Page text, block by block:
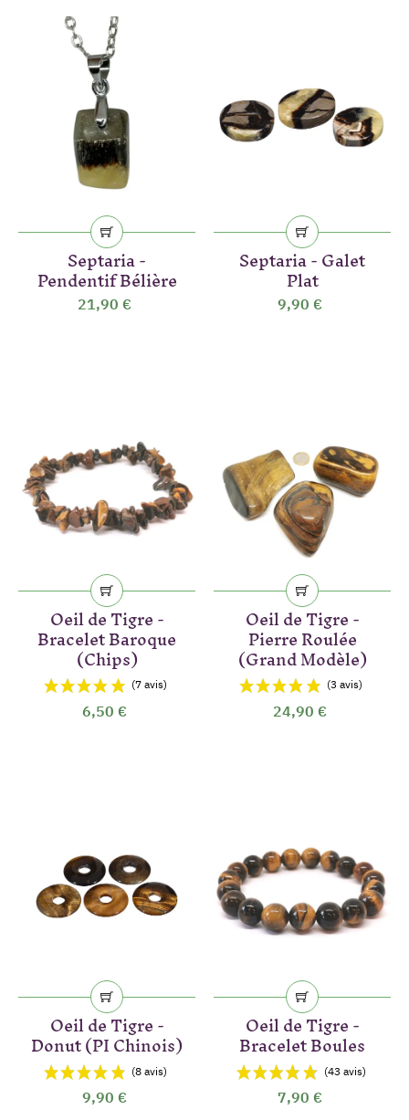
(5 avis)
Septaria -
Pendentif Bélière
21,90 €
Septaria - Galet
Plat
9,90 €
Oeil de Tigre -
Bracelet Baroque
(Chips)
6,50 €
Oeil de Tigre -
Pierre Roulée
(Grand Modèle)
24,90 €
Oeil de Tigre -
Donut (PI Chinois)
9,90 €
Oeil de Tigre -
Bracelet Boules
7,90 €